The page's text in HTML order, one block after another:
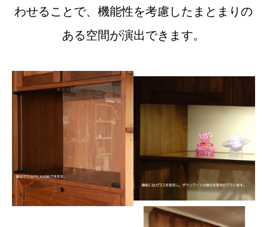
わせることで、機能性を考慮したまとまりの
ある空間が演出できます。